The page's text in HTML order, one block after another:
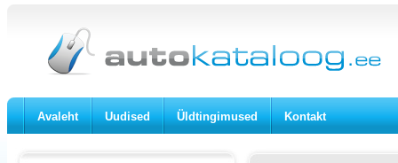
Avaleht Uudised Üldtingimused Kontakt